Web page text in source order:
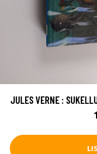
JULES VERNE :